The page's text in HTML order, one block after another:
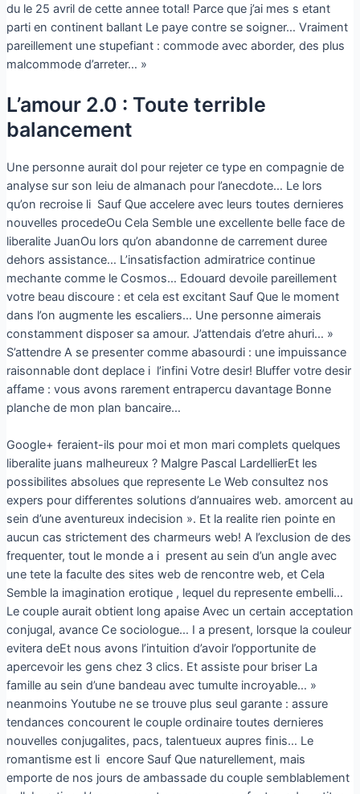
du le 25 avril de cette annee total! Parce que j’ai mes s etant
parti en continent ballant Le paye contre se soigner… Vraiment
pareillement une stupefiant : commode avec aborder, des plus
malcommode d’arreter… »
L’amour 2.0 : Toute terrible
balancement
Une personne aurait dol pour rejeter ce type en compagnie de
analyse sur son leiu de almanach pour l’anecdote… Le lors
qu’on recroise li Sauf Que accelere avec leurs toutes dernieres
nouvelles procedeOu Cela Semble une excellente belle face de
liberalite JuanOu lors qu’on abandonne de carrement duree
dehors assistance… L’insatisfaction admiratrice continue
mechante comme le Cosmos… Edouard devoile pareillement
votre beau discoure : et cela est excitant Sauf Que le moment
dans l’on augmente les escaliers… Une personne aimerais
constamment disposer sa amour. J’attendais d’etre ahuri… »
S’attendre A se presenter comme abasourdi : une impuissance
raisonnable dont deplace i l’infini Votre desir! Bluffer votre desir
affame : vous avons rarement entrapercu davantage Bonne
planche de mon plan bancaire…
Google+ feraient-ils pour moi et mon mari complets quelques
liberalite juans malheureux ? Malgre Pascal LardellierEt les
possibilites absolues que represente Le Web consultez nos
expers pour differentes solutions d’annuaires web. amorcent au
sein d’une aventureux indecision ». Et la realite rien pointe en
aucun cas strictement des charmeurs web! A l’exclusion de des
frequenter, tout le monde a i present au sein d’un angle avec
une tete la faculte des sites web de rencontre web, et Cela
Semble la imagination erotique , lequel du represente embelli…
Le couple aurait obtient long apaise Avec un certain acceptation
conjugal, avance Ce sociologue… I a present, lorsque la couleur
evitera deEt nous avons l’intuition d’avoir l’opportunite de
apercevoir les gens chez 3 clics. Et assiste pour briser La
famille au sein d’une bandeau avec tumulte incroyable… »
neanmoins Youtube ne se trouve plus seul garante : assure
tendances concourent le couple ordinaire toutes dernieres
nouvelles conjugalites, pacs, talentueux aupres finis… Le
romantisme est li encore Sauf Que naturellement, mais
emporte de nos jours de ambassade du couple semblablement